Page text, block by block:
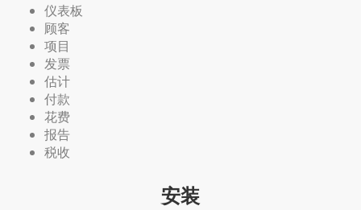
仪表板
顾客
项目
发票
估计
付款
花费
报告
税收
安装